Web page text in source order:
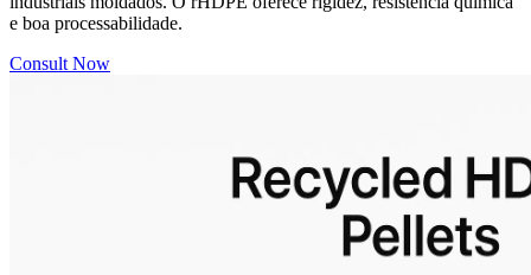
e boa processabilidade.
Consult Now